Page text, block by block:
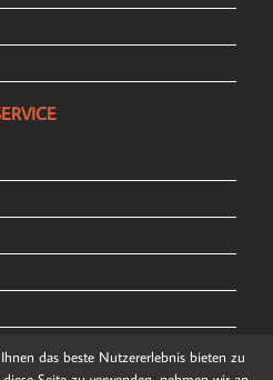
das beste Nutzererlebnis bieten zu